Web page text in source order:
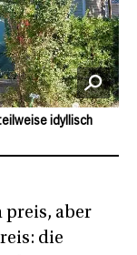
preis, aber
die
idyllisch